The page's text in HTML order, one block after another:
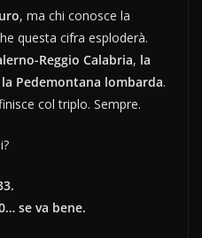
, ma chi conosce la
questa cifra esploderà.
Reggio Calabria, la
la Pedemontana lombarda.
col triplo. Sempre.
se va bene.